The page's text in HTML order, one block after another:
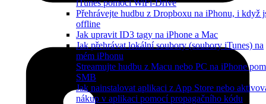
iTunes pomocí WiFi-Drive
Přehrávejte hudbu z Dropboxu na iPhonu, i když
offline
Jak upravit ID3 tagy na iPhone a Mac
Jak přehrávat lokální soubory (soubory iTunes) na
mém iPhonu
Streamujte hudbu z Macu nebo PC na iPhone
SMB
Jak nainstalovat aplikaci z App Store nebo
nákup v aplikaci pomocí propagačního kódu